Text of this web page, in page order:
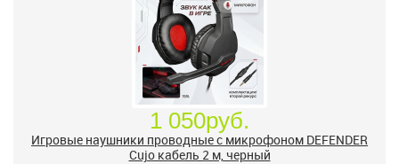
1 050руб.
Игровые наушники проводные с микрофоном DEFENDER
Сujo кабель 2 м, черный